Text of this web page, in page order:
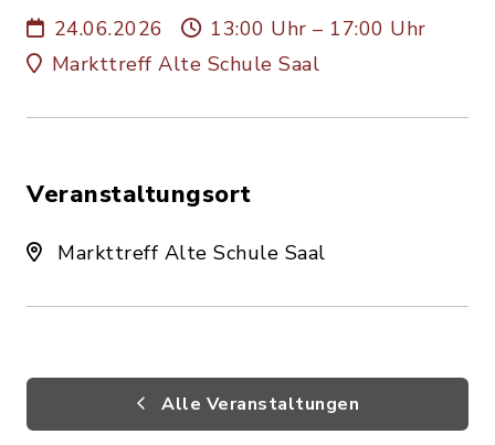
24.06.2026
13:00 Uhr – 17:00 Uhr
Markttreff Alte Schule Saal
Veranstaltungsort
Markttreff Alte Schule Saal
Alle Veranstaltungen